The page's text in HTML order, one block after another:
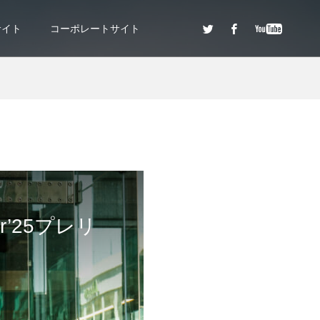
ト コーポレートサイト
プレリ